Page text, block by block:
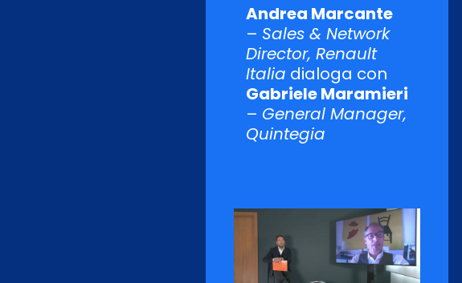
Andrea Marcante
– Sales & Network
Director, Renault
Italia dialoga con
Gabriele Maramieri
– General Manager,
Quintegia